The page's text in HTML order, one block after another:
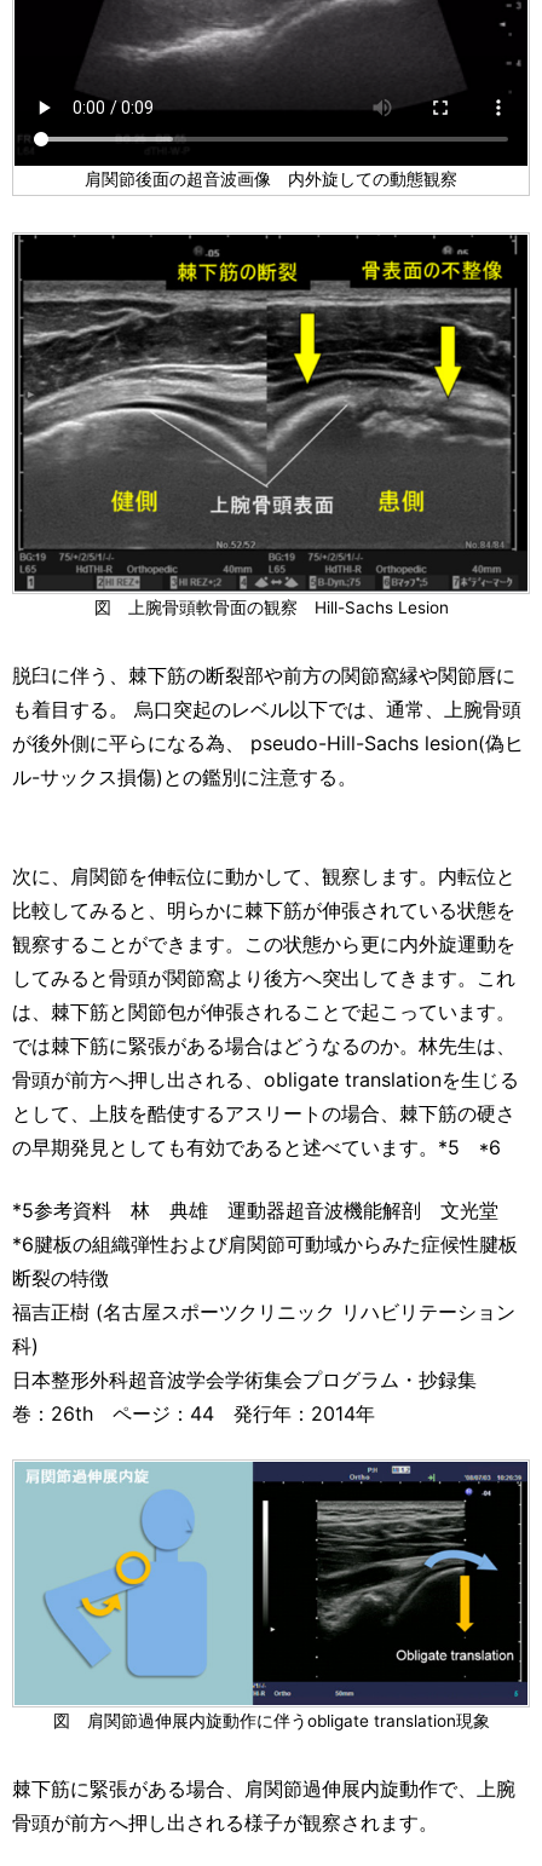
肩関節後面の超音波画像 内外旋しての動態観察
図 上腕骨頭軟骨面の観察 Hill-Sachs Lesion
脱臼に伴う、棘下筋の断裂部や前方の関節窩縁や関節唇に
も着目する。 烏口突起のレベル以下では、通常、上腕骨頭
が後外側に平らになる為、 pseudo-Hill-Sachs lesion(偽ヒ
ル-サックス損傷)との鑑別に注意する。
次に、肩関節を伸転位に動かして、観察します。内転位と
比較してみると、明らかに棘下筋が伸張されている状態を
観察することができます。この状態から更に内外旋運動を
してみると骨頭が関節窩より後方へ突出してきます。これ
は、棘下筋と関節包が伸張されることで起こっています。
では棘下筋に緊張がある場合はどうなるのか。林先生は、
骨頭が前方へ押し出される、obligate translationを生じる
として、上肢を酷使するアスリートの場合、棘下筋の硬さ
の早期発見としても有効であると述べています。*5 *6
*5参考資料 林 典雄 運動器超音波機能解剖 文光堂
*6腱板の組織弾性および肩関節可動域からみた症候性腱板
断裂の特徴
福吉正樹 (名古屋スポーツクリニック リハビリテーション
科)
日本整形外科超音波学会学術集会プログラム・抄録集
巻：26th ページ：44 発行年：2014年
図 肩関節過伸展内旋動作に伴うobligate translation現象
棘下筋に緊張がある場合、肩関節過伸展内旋動作で、上腕
骨頭が前方へ押し出される様子が観察されます。